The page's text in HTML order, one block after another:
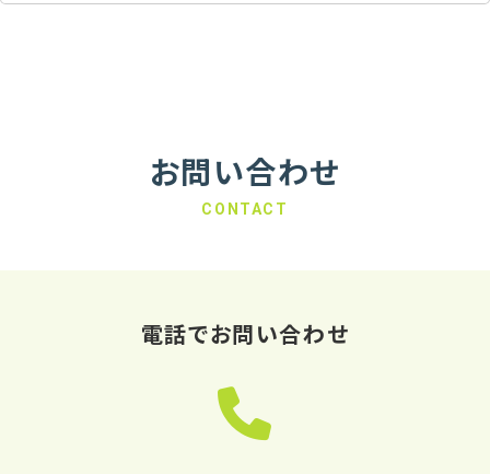
お問い合わせ
CONTACT
電話でお問い合わせ